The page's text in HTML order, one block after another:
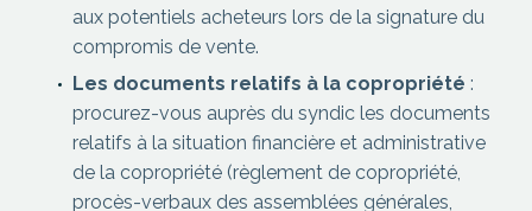
aux potentiels acheteurs lors de la signature du
compromis de vente.
Les documents relatifs à la copropriété :
procurez-vous auprès du syndic les documents
relatifs à la situation financière et administrative
de la copropriété (règlement de copropriété,
procès-verbaux des assemblées générales,